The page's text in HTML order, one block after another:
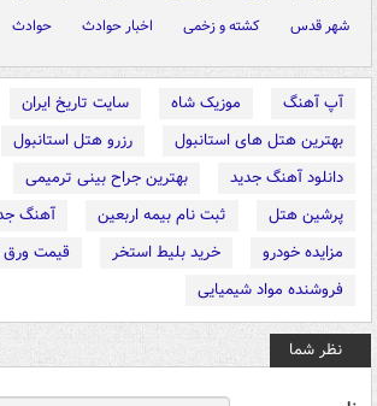
شهر قدس
کشته و زخمی اخبار حوادث حوادث
آپ آهنگ موزیک شاه
سایت تاریخ ایران
بهترین هتل های استانبول
رزرو هتل استانبول
دانلود آهنگ جدید
بهترین جراح بینی ترمیمی
پرشین هتل
ثبت نام بیمه اربعین
آهنگ
مزایده خودرو
خرید بلیط استخر
قیمت
فروشنده مواد شیمیایی
نظر شما